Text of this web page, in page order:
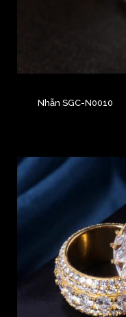
Nhẫn SGC-N0010